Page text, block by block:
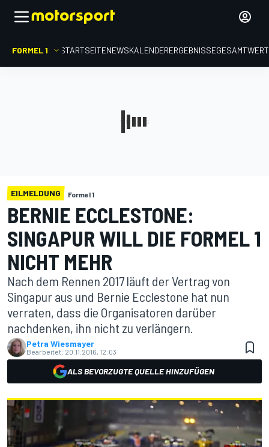
FORMEL 1 STARTSEITENEWSKALENDERERGEBNISSE
EILMELDUNG Formel 1
BERNIE ECCLESTONE:
SINGAPUR WILL DIE FORMEL 1
NICHT MEHR
Nach dem Rennen 2017 läuft der Vertrag von
Singapur aus und Bernie Ecclestone hat nun
verraten, dass die Organisatoren darüber
nachdenken, ihn nicht zu verlängern.
Petra Wiesmayer
Bearbeitet: 20.11.2016, 12:03
ALS BEVORZUGTE QUELLE HINZUFÜGEN